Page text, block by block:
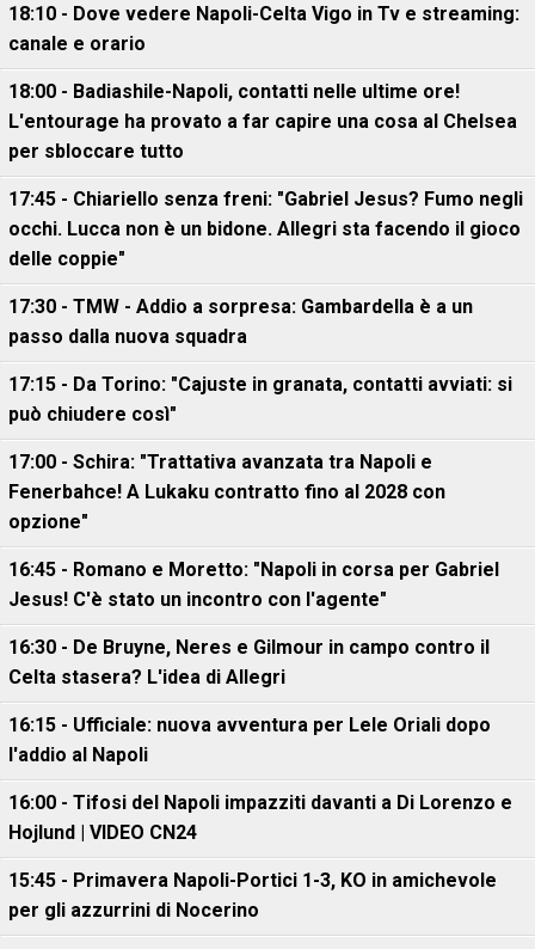
18:10 - Dove vedere Napoli-Celta Vigo in Tv e streaming:
canale e orario
18:00 - Badiashile-Napoli, contatti nelle ultime ore!
L'entourage ha provato a far capire una cosa al Chelsea
per sbloccare tutto
17:45 - Chiariello senza freni: "Gabriel Jesus? Fumo negli
occhi. Lucca non è un bidone. Allegri sta facendo il gioco
delle coppie"
17:30 - TMW - Addio a sorpresa: Gambardella è a un
passo dalla nuova squadra
17:15 - Da Torino: "Cajuste in granata, contatti avviati: si
può chiudere così"
17:00 - Schira: "Trattativa avanzata tra Napoli e
Fenerbahce! A Lukaku contratto fino al 2028 con
opzione"
16:45 - Romano e Moretto: "Napoli in corsa per Gabriel
Jesus! C'è stato un incontro con l'agente"
16:30 - De Bruyne, Neres e Gilmour in campo contro il
Celta stasera? L'idea di Allegri
16:15 - Ufficiale: nuova avventura per Lele Oriali dopo
l'addio al Napoli
16:00 - Tifosi del Napoli impazziti davanti a Di Lorenzo e
Hojlund | VIDEO CN24
15:45 - Primavera Napoli-Portici 1-3, KO in amichevole
per gli azzurrini di Nocerino